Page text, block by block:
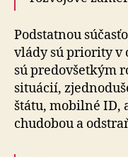
Podstatnou
vlády sú priority v
sú predovšetkým
situácií,
štátu, mobilné ID,
chudobou a